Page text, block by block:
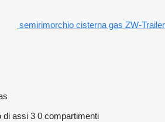
semirimorchio cisterna gas ZW-Trailer
di assi 3 0 compartimenti